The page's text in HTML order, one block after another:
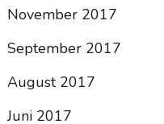
November 2017
September 2017
August 2017
Juni 2017